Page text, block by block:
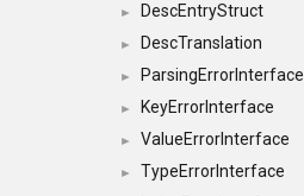
► DescEntryStruct
► DescTranslation
► ParsingErrorInterface
► KeyErrorInterface
► ValueErrorInterface
► TypeErrorInterface